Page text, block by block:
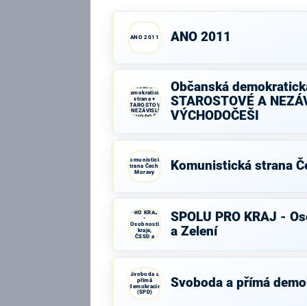
ANO 2011 ANO 2011
Občanská
demokratická
strana +
STAROSTOVÉ
A NEZÁVISLÍ a
VÝCHODOČEŠI
Občanská
STAROSTOVÉ A
VÝCHODOČEŠI
Komunistická
strana Čech a
Moravy
Komunistická strana
PRO KRAJ
-
Osobnosti
kraje,
ČSSD a
Zelení
SPOLU PRO KRAJ -
a Zelení
Svoboda a
přímá
demokracie
(SPD)
Svoboda a přímá